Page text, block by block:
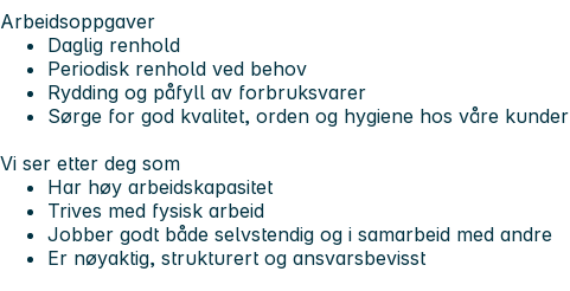
Arbeidsoppgaver
Daglig renhold
Periodisk renhold ved behov
Rydding og påfyll av forbruksvarer
Sørge for god kvalitet, orden og hygiene hos våre kunder
Vi ser etter deg som
Har høy arbeidskapasitet
Trives med fysisk arbeid
Jobber godt både selvstendig og i samarbeid med andre
Er nøyaktig, strukturert og ansvarsbevisst